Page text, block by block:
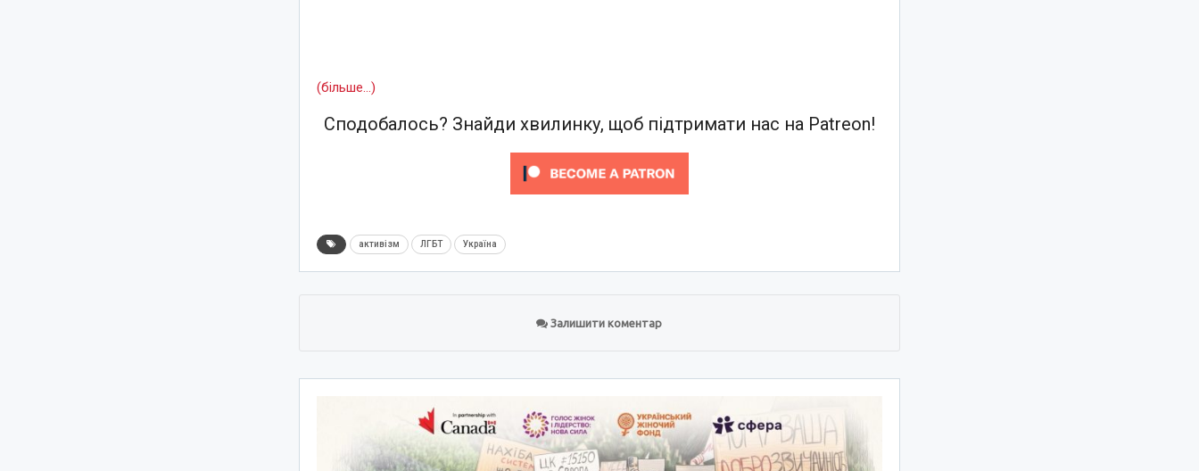
(більше…)
Сподобалось? Знайди хвилинку, щоб підтримати нас на Patreon!
активізм ЛГБТ Україна
Залишити коментар